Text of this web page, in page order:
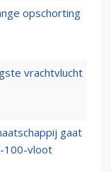
opschorting
vrachtvlucht
gaat
100-vloot